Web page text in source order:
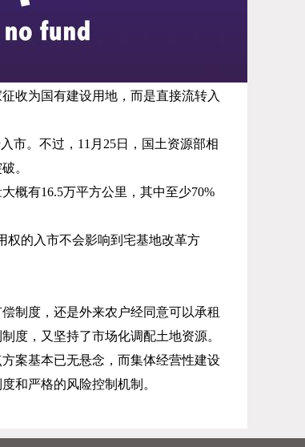
、农村集体经营性建设用地使用权入
营性建设用地使用，实现宅基地财产
收为国有建设用地，而是直接流转入
市。不过， 11 月 25日，国土资源部相
。
概有16.5万平方公里，其中至少70%
权的入市不会影响到宅基地改革方
制度，还是外来农户经同意可以承租
度，又坚持了市场化调配土地资源。
案基本已无悬念，而集体经营性建设
和严格的风险控制机制。